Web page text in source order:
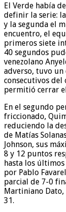
El Verde había
definir la serie:
y la segunda el
encuentro, el
primeros siete
40 segundos
venezolano
adverso, tuvo
consecutivos del
permitió cerrar
En el segundo
friccionado,
reduciendo la
de Matías
Johnson, sus
8 y 12 puntos
hasta los
por Pablo
parcial de 7-0
Martiniano
31.